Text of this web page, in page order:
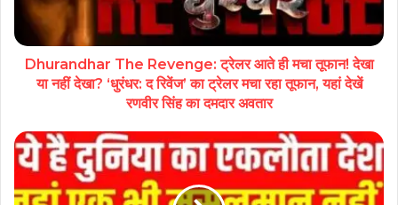
Dhurandhar The Revenge: ट्रेलर आते ही मचा तूफान! देखा
या नहीं देखा? ‘धुरंधर: द रिवेंज’ का ट्रेलर मचा रहा तूफान, यहां देखें
रणवीर सिंह का दमदार अवतार